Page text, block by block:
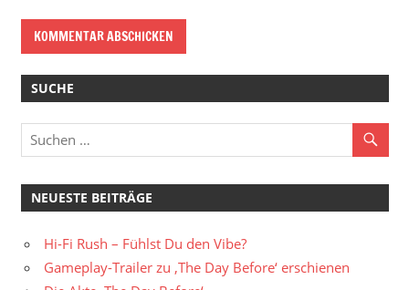
SUCHE
NEUESTE BEITRÄGE
Hi-Fi Rush – Fühlst Du den Vibe?
Gameplay-Trailer zu ‚The Day Before‘ erschienen